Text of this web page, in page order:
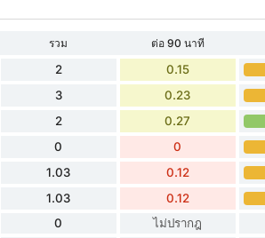
รวม ต่อ 90 นาที
2 0.15
3 0.23
2 0.27
0 0
1.03 0.12
1.03 0.12
0 ไม่ปรากฎ